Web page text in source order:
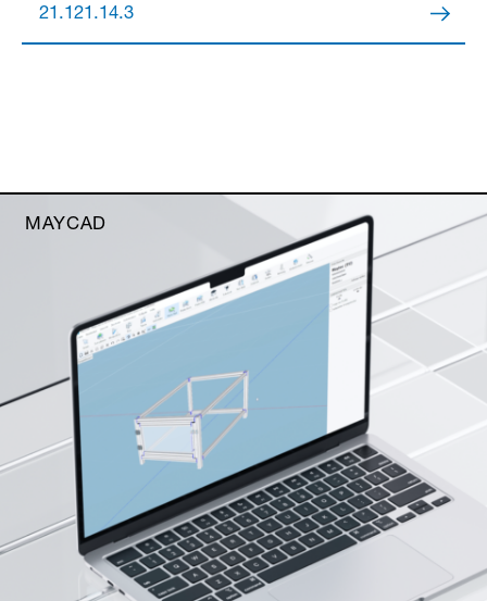
21.121.14.3
MAYCAD